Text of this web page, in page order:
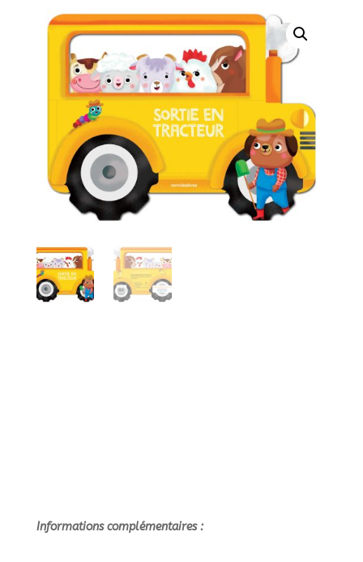
Informations complémentaires :